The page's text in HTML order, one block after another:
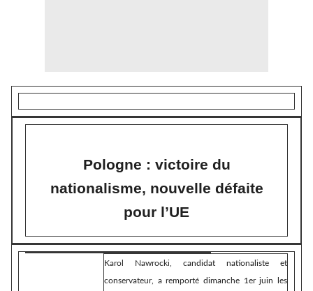
Pologne : victoire du
nationalisme, nouvelle défaite
pour l’UE
Karol Nawrocki, candidat nationaliste et
conservateur, a remporté dimanche 1er juin les